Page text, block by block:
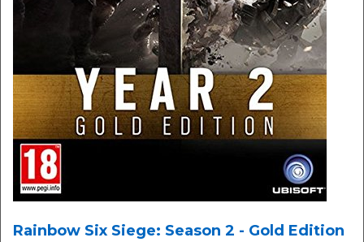
Rainbow Six Siege: Season 2 - Gold Edition